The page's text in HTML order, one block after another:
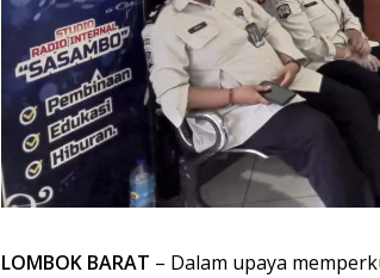
LOMBOK BARAT – Dalam upaya